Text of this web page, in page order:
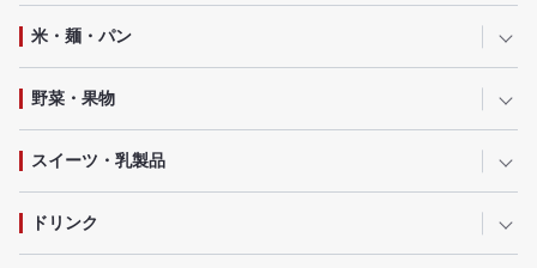
米・麺・パン
野菜・果物
スイーツ・乳製品
ドリンク